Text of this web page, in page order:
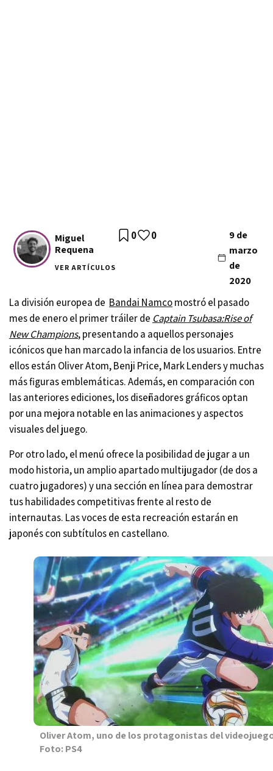
Miguel
Requena
VER ARTÍCULOS
9 de
marzo
de
2020
0 0
La división europea de Bandai Namcomostró el pasado
mes de enero el primer tráiler de Captain Tsubasa:Rise of
New Champions, presentando a aquellos personajes
icónicos que han marcado la infancia de los usuarios. Entre
ellos están Oliver Atom, Benji Price, Mark Lenders y muchas
más figuras emblemáticas. Además, en comparación con
las anteriores ediciones, los diseñadores gráficos optan
por una mejora notable en las animaciones y aspectos
visuales del juego.
Por otro lado, el menú ofrece la posibilidad de jugar a un
modo historia, un amplio apartado multijugador (de dos a
cuatro jugadores) y una sección en línea para demostrar
tus habilidades competitivas frente al resto de
internautas. Las voces de esta recreación estarán en
japonés con subtítulos en castellano.
Oliver Atom, uno de los protagonistas del
Foto: PS4